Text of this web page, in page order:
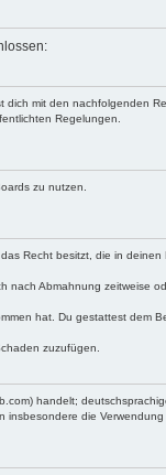
dich mit den nachfolgenden
Regelungen.
zu nutzen.
Recht besitzt, die in
nach Abmahnung zeitweise
hat. Du gestattest dem
zuzufügen.
handelt;
die